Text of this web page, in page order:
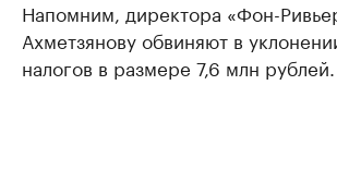
Напомним, директора «Фон-
Ахметзянову обвиняют в
налогов в размере 7,6 млн рублей.